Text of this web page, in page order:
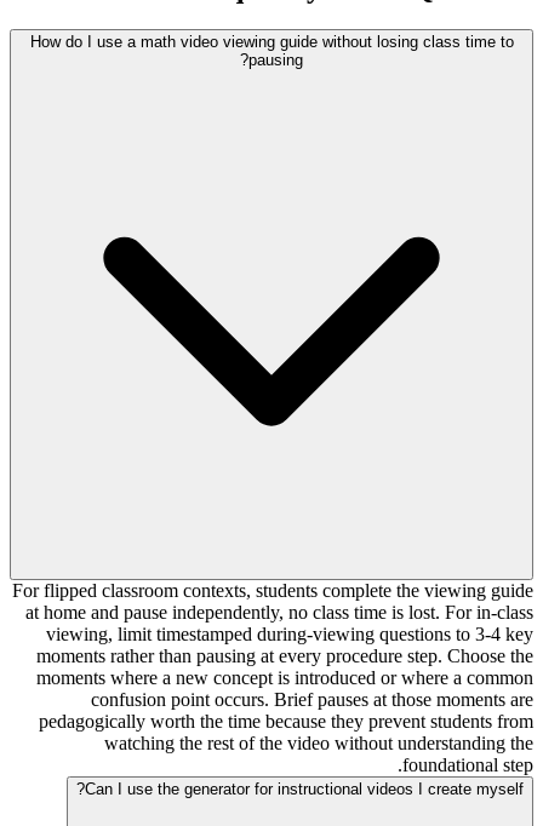
How do I use a math video viewing guide without losing class time to
pausing?
For flipped classroom contexts, students complete the viewing guide
at home and pause independently, no class time is lost. For in-class
viewing, limit timestamped during-viewing questions to 3-4 key
moments rather than pausing at every procedure step. Choose the
moments where a new concept is introduced or where a common
confusion point occurs. Brief pauses at those moments are
pedagogically worth the time because they prevent students from
watching the rest of the video without understanding the
foundational step.
Can I use the generator for instructional videos I create myself?